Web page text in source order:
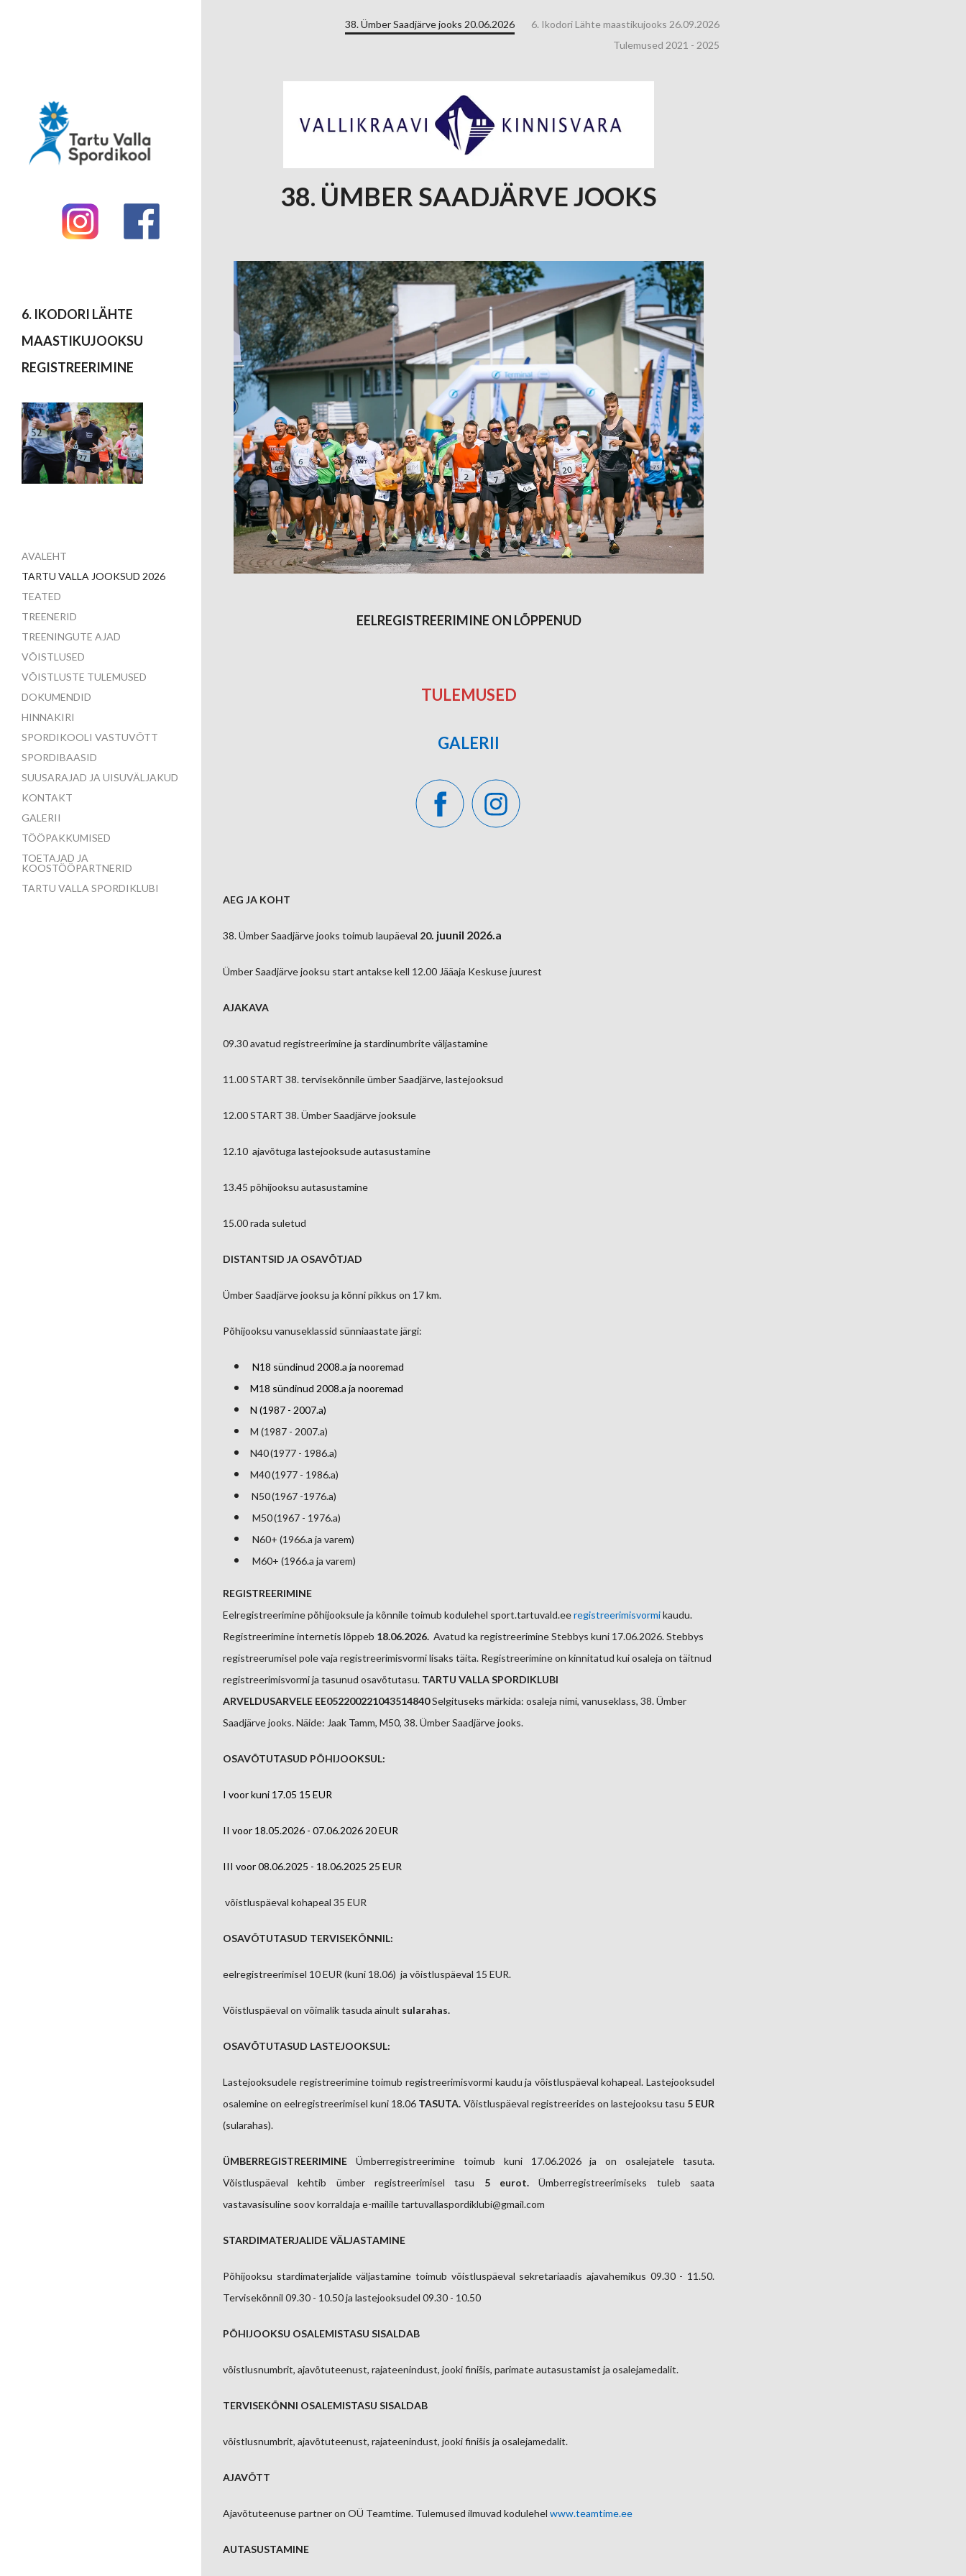
6. IKODORI LÄHTE
MAASTIKUJOOKSU
REGISTREERIMINE
AVALEHT
TARTU VALLA JOOKSUD 2026
TEATED
TREENERID
TREENINGUTE AJAD
VÕISTLUSED
VÕISTLUSTE TULEMUSED
DOKUMENDID
HINNAKIRI
SPORDIKOOLI VASTUVÕTT
SPORDIBAASID
SUUSARAJAD JA UISUVÄLJAKUD
KONTAKT
GALERII
TÖÖPAKKUMISED
TOETAJAD JA
KOOSTÖÖPARTNERID
TARTU VALLA SPORDIKLUBI
38. Ümber Saadjärve jooks 20.06.2026
6. Ikodori Lähte maastikujooks 26.09.2026
Tulemused 2021 - 2025
38. ÜMBER SAADJÄRVE JOOKS
EELREGISTREERIMINE ON LÕPPENUD
TULEMUSED
GALERII
AEG JA KOHT
38. Ümber Saadjärve jooks toimub laupäeval 20. juunil 2026.a
Ümber Saadjärve jooksu start antakse kell 12.00 Jääaja Keskuse juurest
AJAKAVA
09.30 avatud registreerimine ja stardinumbrite väljastamine
11.00 START 38. tervisekõnnile ümber Saadjärve, lastejooksud
12.00 START 38. Ümber Saadjärve jooksule
12.10 ajavõtuga lastejooksude autasustamine
13.45 põhijooksu autasustamine
15.00 rada suletud
DISTANTSID JA OSAVÕTJAD
Ümber Saadjärve jooksu ja kõnni pikkus on 17 km.
Põhijooksu vanuseklassid sünniaastate järgi:
N18 sündinud 2008.a ja nooremad
M18 sündinud 2008.a ja nooremad
N (1987 - 2007.a)
M (1987 - 2007.a)
N40 (1977 - 1986.a)
M40 (1977 - 1986.a)
N50 (1967 -1976.a)
M50 (1967 - 1976.a)
N60+ (1966.a ja varem)
M60+ (1966.a ja varem)
REGISTREERIMINE
Eelregistreerimine põhijooksule ja kõnnile toimub kodulehel sport.tartuvald.eeregistreerimisvormikaudu.
Registreerimine internetis lõppeb 18.06.2026. Avatud ka registreerimine Stebbys kuni 17.06.2026. Stebbys
registreerumisel pole vaja registreerimisvormi lisaks täita. Registreerimine on kinnitatud kui osaleja on täitnud
registreerimisvormi ja tasunud osavõtutasu. TARTU VALLA SPORDIKLUBI
ARVELDUSARVELE EE052200221043514840Selgituseks märkida: osaleja nimi, vanuseklass, 38. Ümber
Saadjärve jooks. Näide: Jaak Tamm, M50, 38. Ümber Saadjärve jooks.
OSAVÕTUTASUD PÕHIJOOKSUL:
I voor kuni 17.05 15 EUR
II voor 18.05.2026 - 07.06.2026 20 EUR
III voor 08.06.2025 - 18.06.2025 25 EUR
võistluspäeval kohapeal 35 EUR
OSAVÕTUTASUD TERVISEKÕNNIL:
eelregistreerimisel 10 EUR (kuni 18.06) ja võistluspäeval 15 EUR.
Võistluspäeval on võimalik tasuda ainult sularahas.
OSAVÕTUTASUD LASTEJOOKSUL:
Lastejooksudele registreerimine toimub registreerimisvormi kaudu ja võistluspäeval kohapeal. Lastejooksudel
osalemine on eelregistreerimisel kuni 18.06 TASUTA. Võistluspäeval registreerides on lastejooksu tasu 5 EUR
(sularahas).
ÜMBERREGISTREERIMINE Ümberregistreerimine toimub kuni 17.06.2026 ja on osalejatele tasuta.
Võistluspäeval kehtib ümber registreerimisel tasu 5 eurot. Ümberregistreerimiseks tuleb saata
vastavasisuline soov korraldaja e-mailile tartuvallaspordiklubi@gmail.com
STARDIMATERJALIDE VÄLJASTAMINE
Põhijooksu stardimaterjalide väljastamine toimub võistluspäeval sekretariaadis ajavahemikus 09.30 - 11.50.
Tervisekõnnil 09.30 - 10.50 ja lastejooksudel 09.30 - 10.50
PÕHIJOOKSU OSALEMISTASU SISALDAB
võistlusnumbrit, ajavõtuteenust, rajateenindust, jooki finišis, parimate autasustamist ja osalejamedalit.
TERVISEKÕNNI OSALEMISTASU SISALDAB
võistlusnumbrit, ajavõtuteenust, rajateenindust, jooki finišis ja osalejamedalit.
AJAVÕTT
Ajavõtuteenuse partner on OÜ Teamtime. Tulemused ilmuvad kodulehel www.teamtime.ee
AUTASUSTAMINE